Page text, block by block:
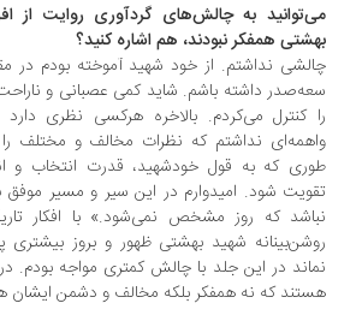
به چالش‌های گردآوری روایت از افرادی
همفکر نبودند، هم اشاره کنید؟
نداشتم. از خود شهید آموخته بودم در مقابل
داشته باشم. شاید کمی عصبانی و ناراحت
کنترل می‌کردم. بالاخره هرکسی نظری دارد و
نداشتم که نظرات مخالف و مختلف را در
که به قول خودشهید، قدرت انتخاب و
شود. امیدوارم در این سیر و مسیر موفق بوده
که روز مشخص نمی‌شود.» با افکار تاریک
شهید بهشتی ظهور و بروز بیشتری پیدا
در این جلد با چالش کمتری مواجه بودم. در جلد
که نه‌ همفکر بلکه مخالف و دشمن ایشان هستند.